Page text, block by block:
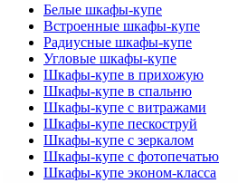
Белые шкафы-купе
Встроенные шкафы-купе
Радиусные шкафы-купе
Угловые шкафы-купе
Шкафы-купе в прихожую
Шкафы-купе в спальню
Шкафы-купе с витражами
Шкафы-купе пескоструй
Шкафы-купе с зеркалом
Шкафы-купе с фотопечатью
Шкафы-купе эконом-класса